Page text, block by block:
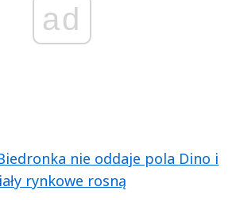
ad
nie oddaje pola Dino i
rynkowe rosną